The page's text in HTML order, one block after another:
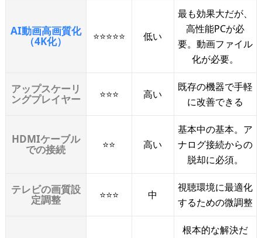
AI動画高画質化
（4K化） ⭐⭐⭐⭐⭐ 低い
最も効果大だが、
高性能PCが必
要。動画ファイル
化が必要。
アップスケーリ
ングプレイヤー ⭐⭐⭐ 高い
既存の機器で手軽
に改善できる
HDMIケーブル
での接続 ⭐⭐ 高い
基本中の基本。ア
ナログ接続からの
脱却に必須。
テレビの画質設
定調整 ⭐⭐⭐ 中
視聴環境に最適化
するための微調整
根本的な解決だ